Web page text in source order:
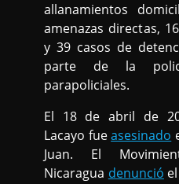
allanamientos
amenazas directas,
y 39 casos de
parte de la
parapoliciales.
El 18 de abril de
Lacayo fueasesinado
Juan. El
Nicaragua denunció